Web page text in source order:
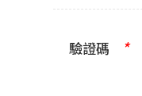
驗證碼 *